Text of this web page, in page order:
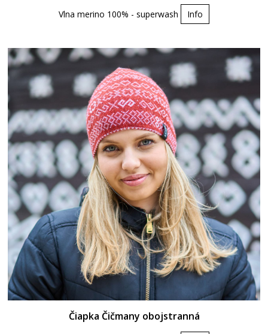
Vlna merino 100% - superwash Info
Čiapka Čičmany obojstranná